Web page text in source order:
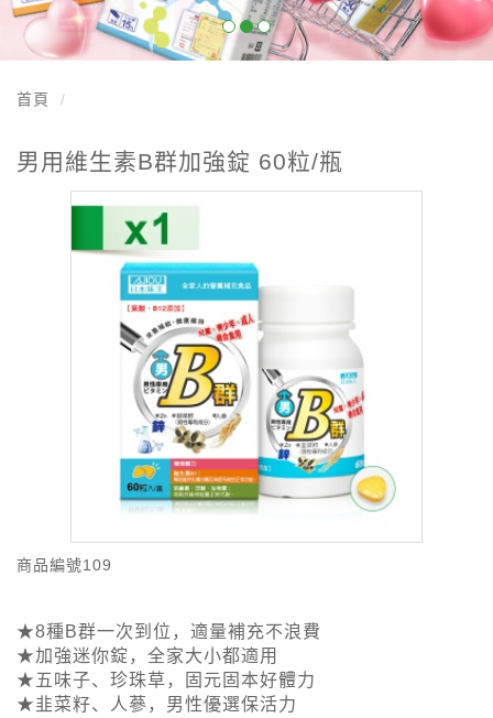
首頁
男用維生素B群加強錠 60粒/瓶
商品編號109
★8種B群一次到位，適量補充不浪費
★加強迷你錠，全家大小都適用
★五味子、珍珠草，固元固本好體力
★韭菜籽、人蔘，男性優選保活力